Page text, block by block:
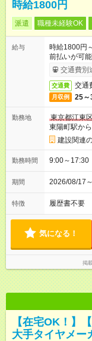
時給1800円
派遣 職種未経験OK
給与
時給1800円
前払いが可
交通費別
交通費 交通
月収例 25～
勤務地
東京都江東
東陽町駅か
建設関連
勤務時間 9:00～
期間 2026/08/17
特徴 履歴書不要
気になる！
掲
【在宅OK！】
大手タイヤメー